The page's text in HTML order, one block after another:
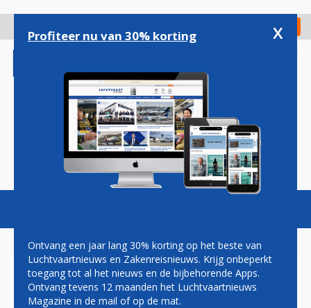
gaan
Check in
Magazine Podcasts Vacatures
A330NEO
Profiteer nu van 30% korting x
Ontvang een jaar lang 30% korting op het beste van
Luchtvaartnieuws en Zakenreisnieuws. Krijg onbeperkt
toegang tot al het nieuws en de bijbehorende Apps.
Ontvang tevens 12 maanden het Luchtvaartnieuws
Magazine in de mail of op de mat.